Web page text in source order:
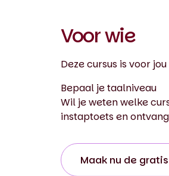
Voor wie
Deze cursus is voor
Bepaal je taalniveau
Wil je weten welke
instaptoets en
Maak nu de